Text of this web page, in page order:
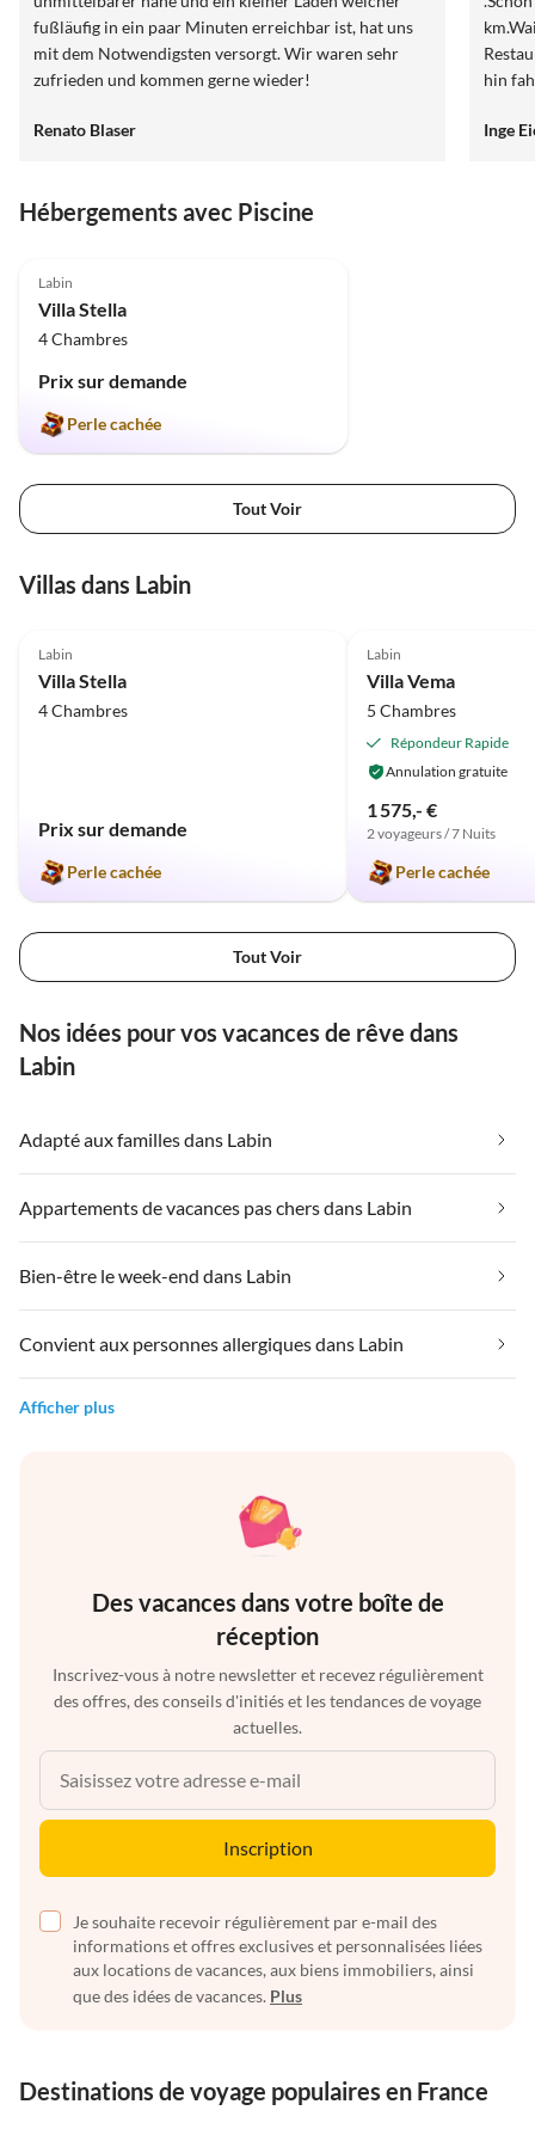
fußläufig in ein paar Minuten erreichbar ist, hat uns
mit dem Notwendigsten versorgt. Wir waren sehr
zufrieden und kommen gerne wieder!
Renato Blaser
Restaurants
hin
Inge
Hébergements avec Piscine
Labin
Villa Stella
4 Chambres
Prix sur demande
Perle cachée
Tout Voir
Villas dans Labin
Labin
Villa Stella
4 Chambres
Prix sur demande
Perle cachée
Labin
Villa Vema
5 Chambres
Répondeur Rapide
Annulation gratuite
1 575,- €
2 voyageurs / 7 Nuits
Perle cachée
Tout Voir
Nos idées pour vos vacances de rêve dans
Labin
Adapté aux familles dans Labin
Appartements de vacances pas chers dans Labin
Bien-être le week-end dans Labin
Convient aux personnes allergiques dans Labin
Afficher plus
Des vacances dans votre boîte de
réception
Inscrivez-vous à notre newsletter et recevez régulièrement
des offres, des conseils d'initiés et les tendances de voyage
actuelles.
Inscription
Je souhaite recevoir régulièrement par e-mail des
informations et offres exclusives et personnalisées liées
aux locations de vacances, aux biens immobiliers, ainsi
que des idées de vacances. Plus
Destinations de voyage populaires en France